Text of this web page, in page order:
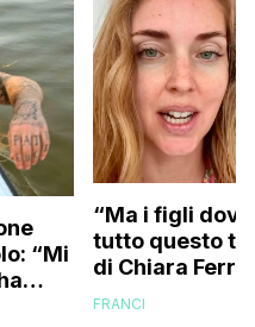
“Mi
“Ma i figli
tutto questo
di Chiara
risponde
FRANCI